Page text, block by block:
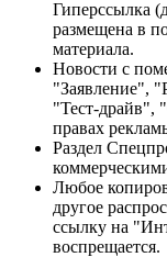
Гиперссылка
размещена в
материала.
Новости с
"Заявление",
"Тест-драйв",
правах
Раздел
Любое
другое
ссылку на
воспрещается.